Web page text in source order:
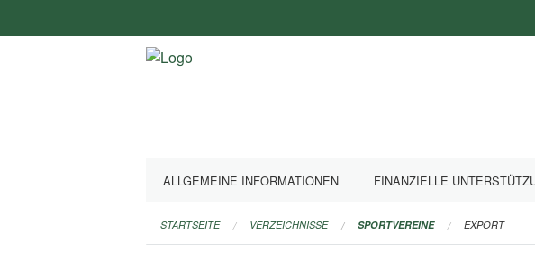
überspringen
ALLGEMEINE INFORMATIONEN FINANZIELLE
STARTSEITE VERZEICHNISSE SPORTVEREINE EXPORT